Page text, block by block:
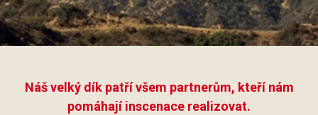
Náš velký dík patří všem partnerům, kteří nám
pomáhají inscenace realizovat.